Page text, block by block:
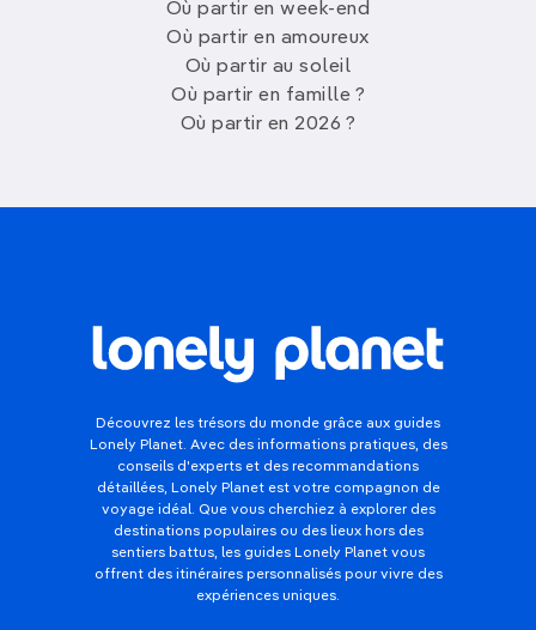
Où partir en week-end
Où partir en amoureux
Où partir au soleil
Où partir en famille ?
Où partir en 2026 ?
Découvrez les trésors du monde grâce aux guides
Lonely Planet. Avec des informations pratiques, des
conseils d'experts et des recommandations
détaillées, Lonely Planet est votre compagnon de
voyage idéal. Que vous cherchiez à explorer des
destinations populaires ou des lieux hors des
sentiers battus, les guides Lonely Planet vous
offrent des itinéraires personnalisés pour vivre des
expériences uniques.